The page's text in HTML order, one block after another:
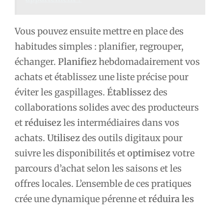
Vous pouvez ensuite mettre en place des
habitudes simples : planifier, regrouper,
échanger. Planifiezhebdomadairement vos
achats et établissez une liste précise pour
éviter les gaspillages. Établissezdes
collaborations solides avec des producteurs
etréduisezles intermédiaires dans vos
achats. Utilisezdes outils digitaux pour
suivre les disponibilités etoptimisezvotre
parcours d’achat selon les saisons et les
offres locales. L’ensemble de ces pratiques
crée une dynamique pérenne etréduira les